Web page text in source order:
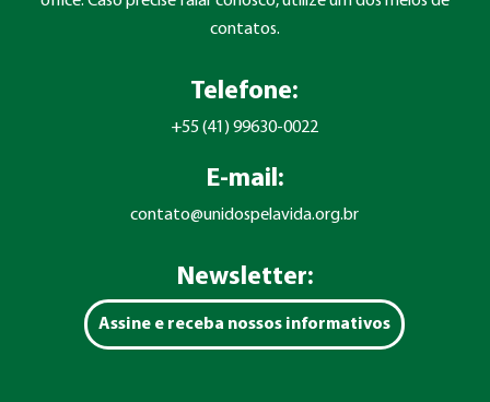
contatos.
Telefone:
+55 (41) 99630-0022
E-mail:
contato@unidospelavida.org.br
Newsletter:
Assine e receba nossos informativos